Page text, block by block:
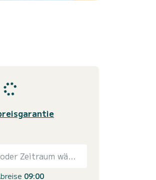
Ein Datum oder Zeitraum wählen
09:00